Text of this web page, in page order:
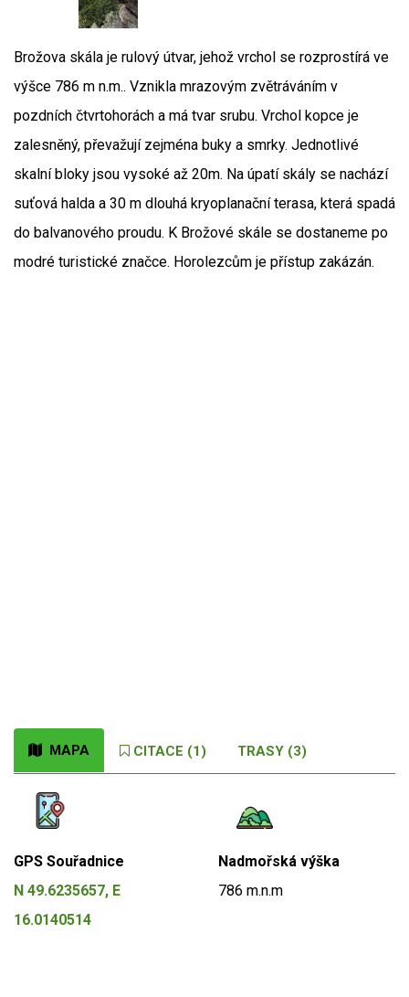
Brožova skála je rulový útvar, jehož vrchol se rozprostírá ve
výšce 786 m n.m.. Vznikla mrazovým zvětráváním v
pozdních čtvrtohorách a má tvar srubu. Vrchol kopce je
zalesněný, převažují zejména buky a smrky. Jednotlivé
skalní bloky jsou vysoké až 20m. Na úpatí skály se nachází
suťová halda a 30 m dlouhá kryoplanační terasa, která spadá
do balvanového proudu. K Brožové skále se dostaneme po
modré turistické značce. Horolezcům je přístup zakázán.
MAPA CITACE (1) TRASY (3)
GPS Souřadnice
N 49.6235657, E
16.0140514
Nadmořská výška
786 m.n.m